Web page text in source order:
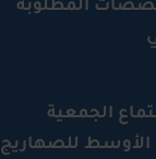
المطلوبة
الجمعية
الأوسط للصهاريج